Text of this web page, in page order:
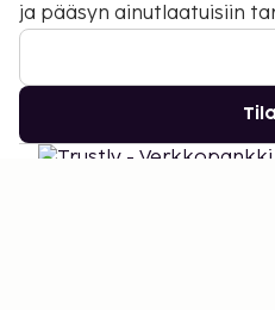
ja pääsyn ainutlaatuisiin